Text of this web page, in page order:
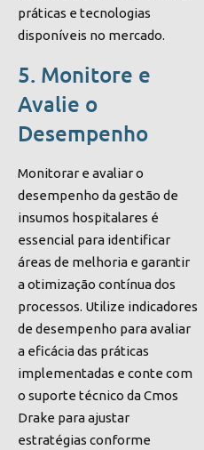
práticas e tecnologias
disponíveis no mercado.
5. Monitore e
Avalie o
Desempenho
Monitorar e avaliar o
desempenho da gestão de
insumos hospitalares é
essencial para identificar
áreas de melhoria e garantir
a otimização contínua dos
processos. Utilize indicadores
de desempenho para avaliar
a eficácia das práticas
implementadas e conte com
o suporte técnico da Cmos
Drake para ajustar
estratégias conforme